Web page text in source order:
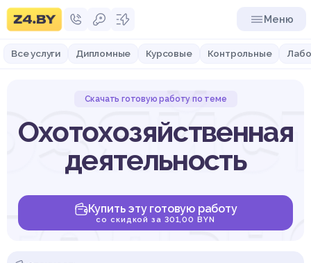
Меню
Все услуги Дипломные Курсовые Контрольные
Скачать готовую работу по теме
Охотохозяйственная
деятельность
Купить эту готовую работу
со скидкой за 301,00 BYN